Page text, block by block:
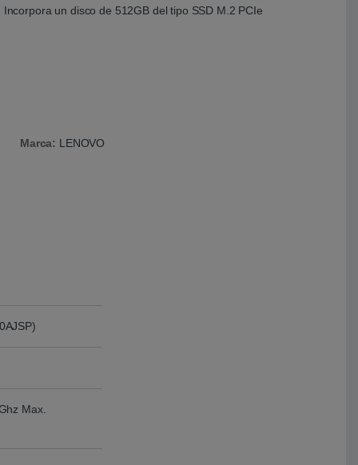
un disco de 512GB del tipo SSD M.2 PCIe
Marca: LENOVO
Max.